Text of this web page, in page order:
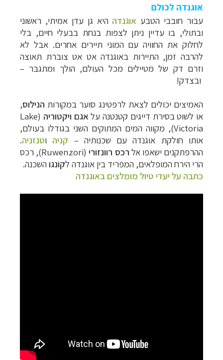
אוגנדה לכולם
עבור חובבי הטבע אוגנדה היא גן עדן אמיתי, ראשוני
ובתולי, בו עדיין ניתן לצפות בנחת בבעלי חיים, בלי
לחלוק את החוויה עם המוני תיירים אחרים. אבל לא
להרבה זמן, התיירות באוגנדה אט אט צוברת תאוצה
וזרם דק של מטיילים מכל העולם, הולך ומתגבר –
ובצדק!
האמיצים יכולים לצאת לרפטינג סוער במקורות הנילוס,
או לשוט בסירת דייגים קטנטנה על אגם ויקטוריה (
Lake
Victoria), מקווה המים המתוקים השני בגודלו בעולם,
אותו חולקת אוגנדה עם שכנותיה – קניה וטנזניה.
ההרפתקנים ישאפו אל רכס רוונזורי
(Ruwenzori), רכס
הרי הירח המופלאים, המפריד בין אוגנדה לקונגוהשכנה.
כתבה על יעדי טיול מומלצים באוגנדה